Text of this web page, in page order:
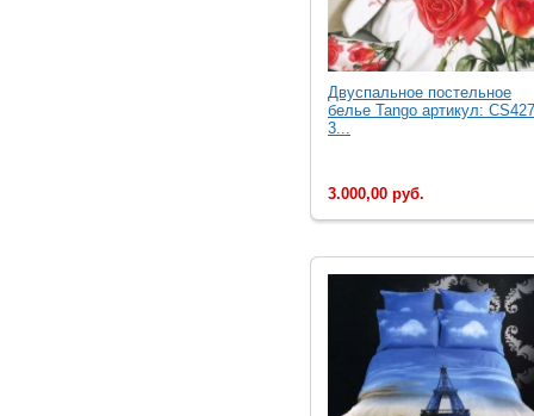
Двуcпальное постельное
белье Tango артикул:
3...
3.000,00 руб.